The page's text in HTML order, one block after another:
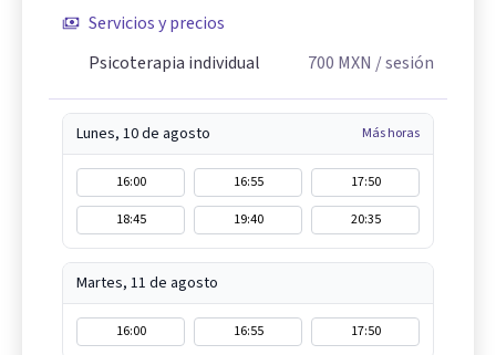
Servicios y precios
Psicoterapia individual
700 MXN / sesión
Lunes, 10 de agosto Más horas
16:00 16:55
17:50
18:45
19:40 20:35
Martes, 11 de agosto
16:00 16:55 17:50